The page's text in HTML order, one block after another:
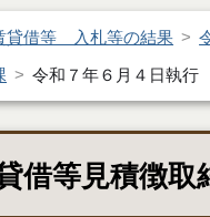
貸借等 入札等の結果
令和７年６月４日執
借等見積徴取